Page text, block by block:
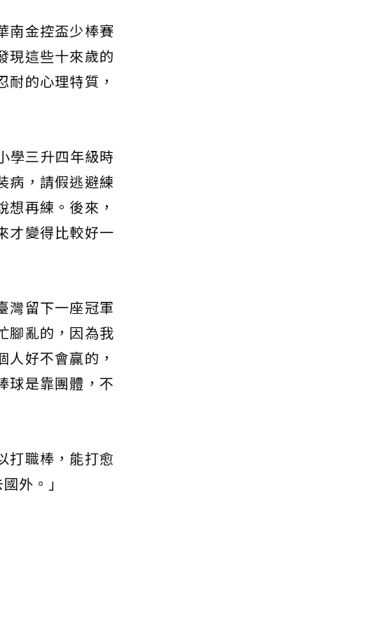
南金控盃少棒賽
現這些十來歲的
的心理特質，
學三升四年級時
病，請假逃避練
再練。後來，
才變得比較好一
灣留下一座冠軍
腳亂的，因為我
好不會贏的，
球是靠團體，不
打職棒，能打愈
外。」